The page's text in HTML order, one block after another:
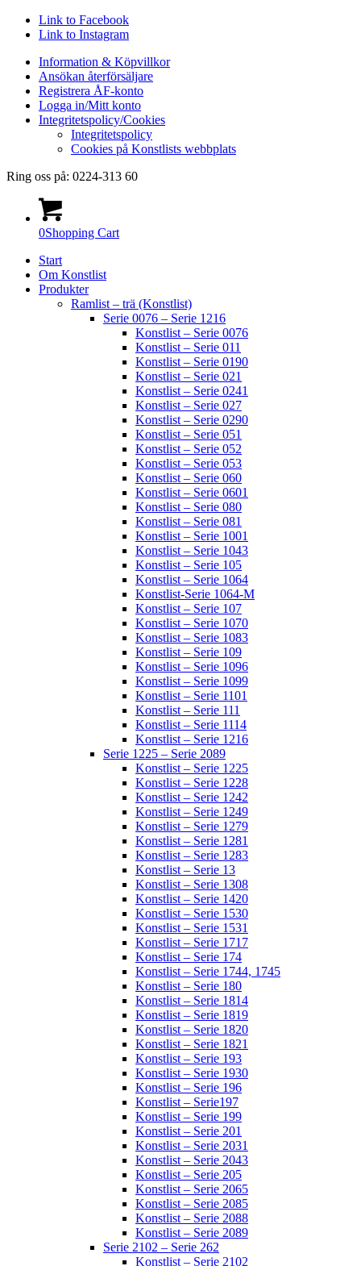
Link to Facebook
Link to Instagram
Information & Köpvillkor
Ansökan återförsäljare
Registrera ÅF-konto
Logga in/Mitt konto
Integritetspolicy/Cookies
Integritetspolicy
Cookies på Konstlists webbplats
Ring oss på: 0224-313 60
0Shopping Cart
Start
Om Konstlist
Produkter
Ramlist – trä (Konstlist)
Serie 0076 – Serie 1216
Konstlist – Serie 0076
Konstlist – Serie 011
Konstlist – Serie 0190
Konstlist – Serie 021
Konstlist – Serie 0241
Konstlist – Serie 027
Konstlist – Serie 0290
Konstlist – Serie 051
Konstlist – Serie 052
Konstlist – Serie 053
Konstlist – Serie 060
Konstlist – Serie 0601
Konstlist – Serie 080
Konstlist – Serie 081
Konstlist – Serie 1001
Konstlist – Serie 1043
Konstlist – Serie 105
Konstlist – Serie 1064
Konstlist-Serie 1064-M
Konstlist – Serie 107
Konstlist – Serie 1070
Konstlist – Serie 1083
Konstlist – Serie 109
Konstlist – Serie 1096
Konstlist – Serie 1099
Konstlist – Serie 1101
Konstlist – Serie 111
Konstlist – Serie 1114
Konstlist – Serie 1216
Serie 1225 – Serie 2089
Konstlist – Serie 1225
Konstlist – Serie 1228
Konstlist – Serie 1242
Konstlist – Serie 1249
Konstlist – Serie 1279
Konstlist – Serie 1281
Konstlist – Serie 1283
Konstlist – Serie 13
Konstlist – Serie 1308
Konstlist – Serie 1420
Konstlist – Serie 1530
Konstlist – Serie 1531
Konstlist – Serie 1717
Konstlist – Serie 174
Konstlist – Serie 1744, 1745
Konstlist – Serie 180
Konstlist – Serie 1814
Konstlist – Serie 1819
Konstlist – Serie 1820
Konstlist – Serie 1821
Konstlist – Serie 193
Konstlist – Serie 1930
Konstlist – Serie 196
Konstlist – Serie197
Konstlist – Serie 199
Konstlist – Serie 201
Konstlist – Serie 2031
Konstlist – Serie 2043
Konstlist – Serie 205
Konstlist – Serie 2065
Konstlist – Serie 2085
Konstlist – Serie 2088
Konstlist – Serie 2089
Serie 2102 – Serie 262
Konstlist – Serie 2102